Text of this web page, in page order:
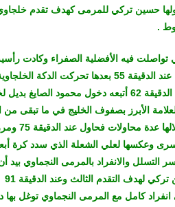
حسين تركي للمرمى كهدف تقدم خلجاوي
.
تواصلت فيه الأفضلية الصفراء وكادت
فوق العارضة عند الدقيقة 55 بعدها
المنتصف عند الدقيقة 62 أتبعه دخول
الأبرز بصفوف الخليج في ما تبقى من
التسلل والانفراد بالمرمى النجماوي
كامل مع المرمى النجماوي توغل